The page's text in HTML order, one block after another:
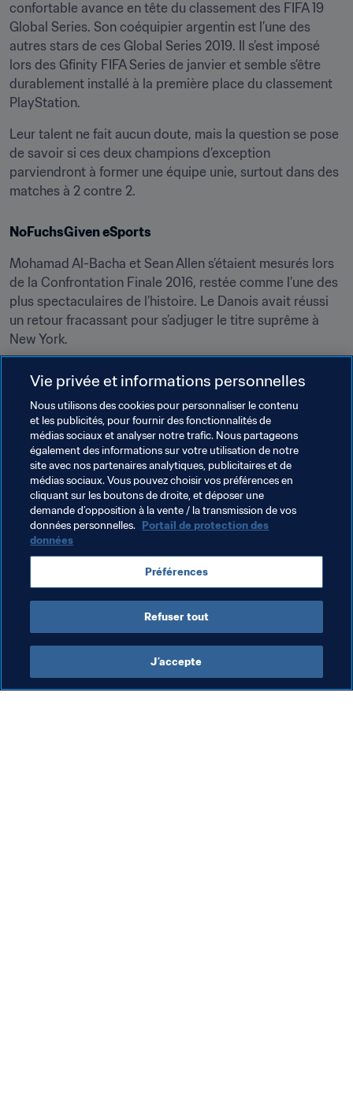
confortable avance en tête du classement des FIFA 19
Global Series. Son coéquipier argentin est l’une des
autres stars de ces Global Series 2019. Il s’est imposé
lors des Gfinity FIFA Series de janvier et semble s’être
durablement installé à la première place du classement
PlayStation.
Leur talent ne fait aucun doute, mais la question se pose
de savoir si ces deux champions d’exception
parviendront à former une équipe unie, surtout dans des
matches à 2 contre 2.
NoFuchsGiven eSports
Mohamad Al-Bacha et Sean Allen s’étaient mesurés lors
de la Confrontation Finale 2016, restée comme l’une des
plus spectaculaires de l’histoire. Le Danois avait réussi
un retour fracassant pour s’adjuger le titre suprême à
New York.
Depuis la fin de l’année dernière, les anciens rivaux sont
désormais coéquipiers. Lors des qualifications en ligne,
ils ont représenté avec panache l’équipe de Christian
Fuchs. Le club fondé par l’ancien international autrichien
espère faire de la FIFA eClub World Cup 2019 son
premier grand titre. Les deux hommes peuvent en tout
cas s’appuyer sur une grosse expérience de la
compétition. La méfiance est de mise car ce duo anglo-
danois pourrait en surprendre plus d’un.
Retrouvez toutes les informations sur le tournoi sur
Vie privée et informations personnelles
Nous utilisons des cookies pour personnaliser le contenu
et les publicités, pour fournir des fonctionnalités de
médias sociaux et analyser notre trafic. Nous partageons
également des informations sur votre utilisation de notre
site avec nos partenaires analytiques, publicitaires et de
médias sociaux. Vous pouvez choisir vos préférences en
cliquant sur les boutons de droite, et déposer une
demande d’opposition à la vente / la transmission de vos
données personnelles. Portail de protection des
données
Préférences
Refuser tout
J’accepte